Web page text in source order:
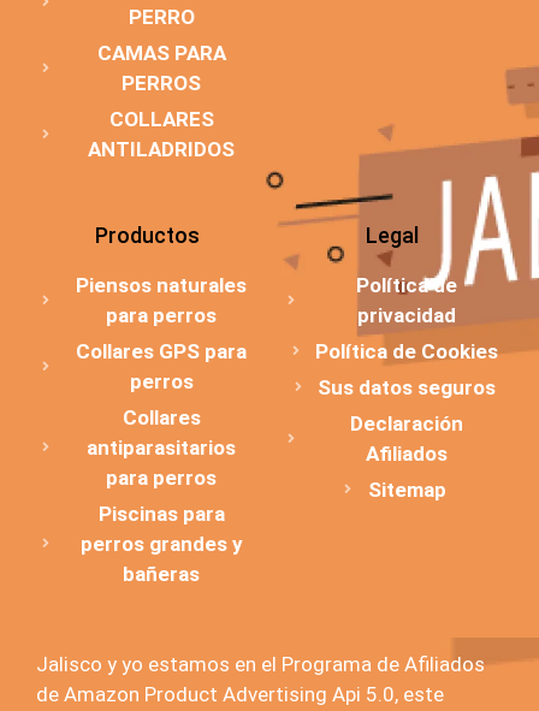
PERRO
CAMAS PARA
PERROS
COLLARES
ANTILADRIDOS
Productos
Piensos naturales
para perros
Collares GPS para
perros
Collares
antiparasitarios
para perros
Piscinas para
perros grandes y
bañeras
Legal
Política de
privacidad
Política de Cookies
Sus datos seguros
Declaración
Afiliados
Sitemap
Jalisco y yo estamos en el Programa de Afiliados
de Amazon Product Advertising Api 5.0, este